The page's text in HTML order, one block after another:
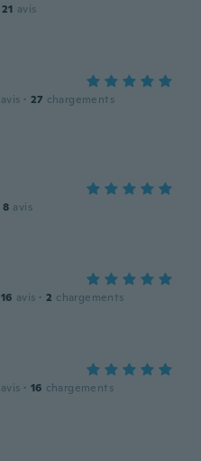
21 avis
avis · 27 chargements
8 avis
16 avis · 2 chargements
avis · 16 chargements